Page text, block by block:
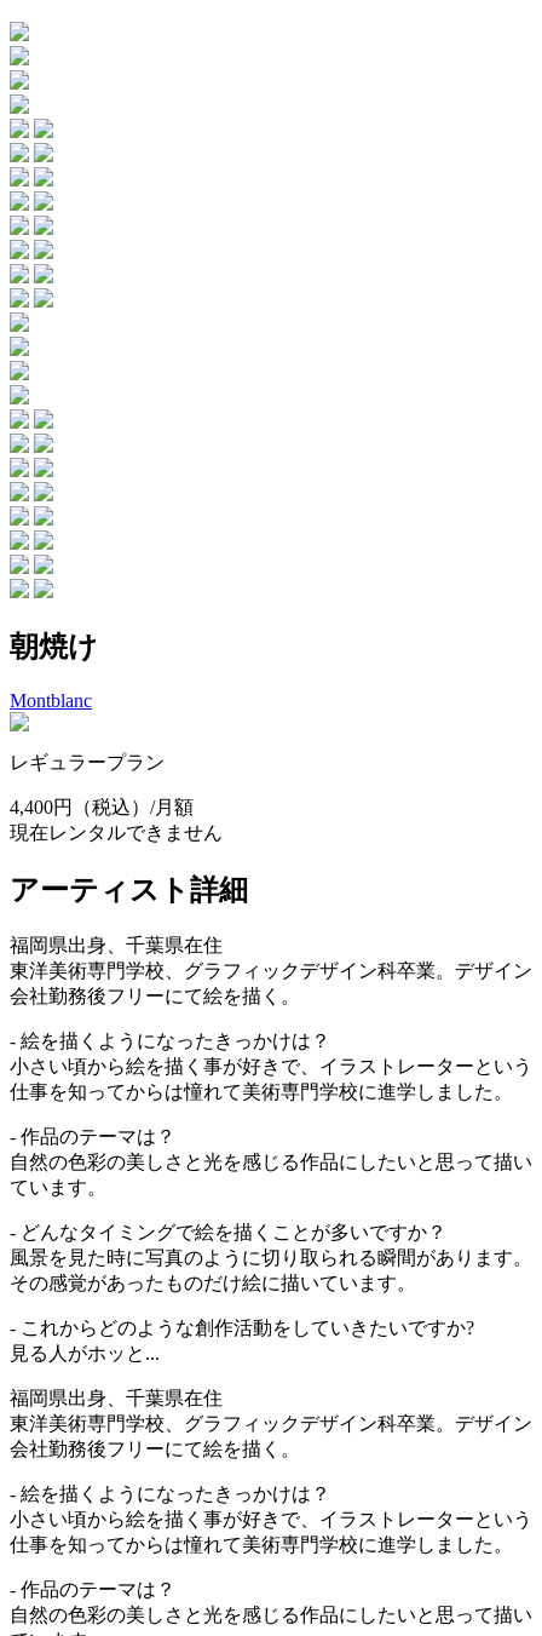
朝焼け
Montblanc
レギュラープラン
4,400円
（税込）/月額
現在レンタルできません
アーティスト詳細
福岡県出身、千葉県在住
東洋美術専門学校、グラフィックデザイン科卒業。デザイン
会社勤務後フリーにて絵を描く。
- 絵を描くようになったきっかけは？
小さい頃から絵を描く事が好きで、イラストレーターという
仕事を知ってからは憧れて美術専門学校に進学しました。
- 作品のテーマは？
自然の色彩の美しさと光を感じる作品にしたいと思って描い
ています。
- どんなタイミングで絵を描くことが多いですか？
風景を見た時に写真のように切り取られる瞬間があります。
その感覚があったものだけ絵に描いています。
- これからどのような創作活動をしていきたいですか?
見る人がホッと...
福岡県出身、千葉県在住
東洋美術専門学校、グラフィックデザイン科卒業。デザイン
会社勤務後フリーにて絵を描く。
- 絵を描くようになったきっかけは？
小さい頃から絵を描く事が好きで、イラストレーターという
仕事を知ってからは憧れて美術専門学校に進学しました。
- 作品のテーマは？
自然の色彩の美しさと光を感じる作品にしたいと思って描い